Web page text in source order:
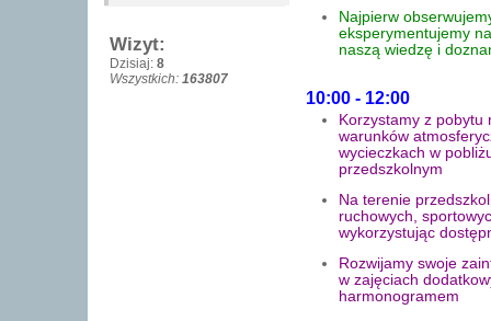
Wizyt:
Dzisiaj: 8
Wszystkich: 163807
Najpierw
eksperymentujemy
naszą wiedzę i
10:00 - 12:00
Korzystamy z pobytu
warunków
wycieczkach w
przedszkolnym
Na terenie
ruchowych,
wykorzystując
Rozwijamy swoje
w zajęciach
harmonogramem